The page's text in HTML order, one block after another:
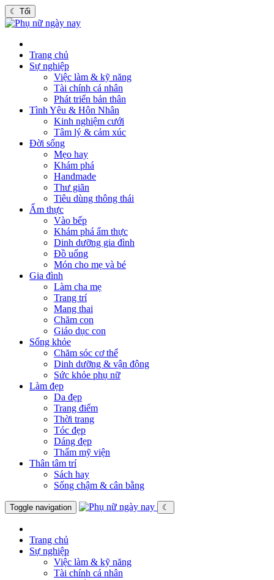
☾ Tối
Trang chủ
Sự nghiệp
Việc làm & kỹ năng
Tài chính cá nhân
Phát triển bản thân
Tình Yêu & Hôn Nhân
Kinh nghiệm cưới
Tâm lý & cảm xúc
Đời sống
Mẹo hay
Khám phá
Handmade
Thư giãn
Tiêu dùng thông thái
Ẩm thực
Vào bếp
Khám phá ẩm thực
Dinh dưỡng gia đình
Đồ uống
Món cho mẹ và bé
Gia đình
Làm cha mẹ
Trang trí
Mang thai
Chăm con
Giáo dục con
Sống khỏe
Chăm sóc cơ thể
Dinh dưỡng & vận động
Sức khỏe phụ nữ
Làm đẹp
Da đẹp
Trang điểm
Thời trang
Tóc đẹp
Dáng đẹp
Thẩm mỹ viện
Thân tâm trí
Sách hay
Sống chậm & cân bằng
Toggle navigation ☾
Trang chủ
Sự nghiệp
Việc làm & kỹ năng
Tài chính cá nhân